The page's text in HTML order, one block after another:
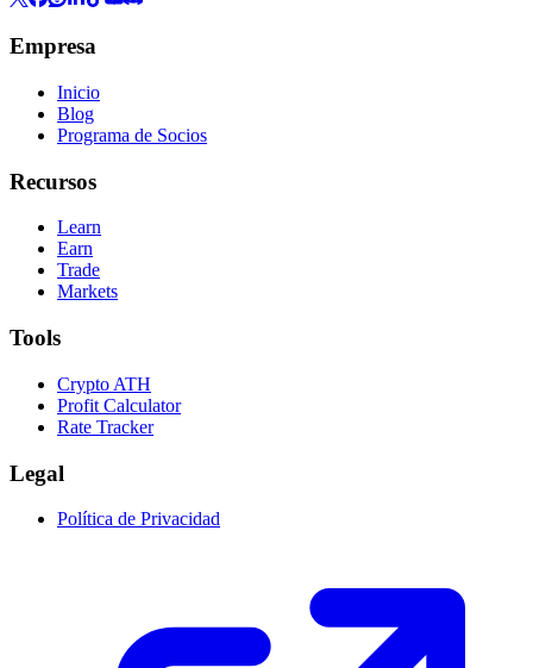
Empresa
Inicio
Blog
Programa de Socios
Recursos
Learn
Earn
Trade
Markets
Tools
Crypto ATH
Profit Calculator
Rate Tracker
Legal
Política de Privacidad